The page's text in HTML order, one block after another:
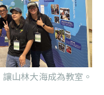
山林大海成為教室。